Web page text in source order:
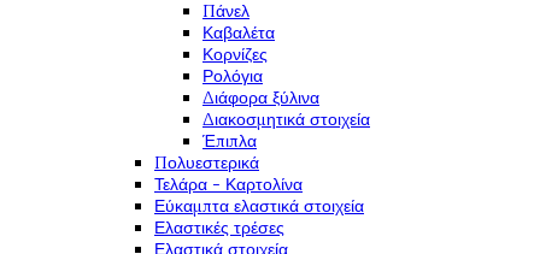
Πάνελ
Καβαλέτα
Κορνίζες
Ρολόγια
Διάφορα ξύλινα
Διακοσμητικά στοιχεία
Έπιπλα
Πολυεστερικά
Τελάρα - Καρτολίνα
Εύκαμπτα ελαστικά στοιχεία
Ελαστικές τρέσες
Ελαστικά στοιχεία